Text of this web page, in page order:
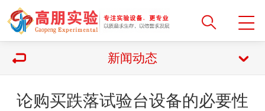
新闻动态
论购买跌落试验台设备的必要性